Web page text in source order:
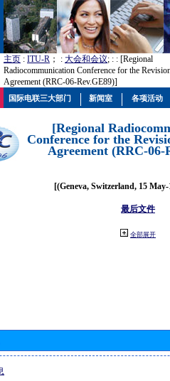
主页 : ITU-R ； : 大会和会议; : : [Regional
Radiocommunication Conference for the
Agreement (RRC-06-Rev.GE89)]
[Regional
Conference for the
Agreement (RRC-06-
[(Geneva, Switzerland, 15
最后文件
全部展开
国际电联三大部门 新闻室 各项活动